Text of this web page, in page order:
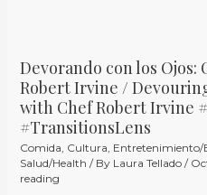
Devorando con los Ojos:
Robert Irvine /
with Chef Robert Irvine
#TransitionsLens
Comida, Cultura,
Salud/Health / By Laura Tellado /
reading
Devorando
con
los
Ojos:
Cenando
con